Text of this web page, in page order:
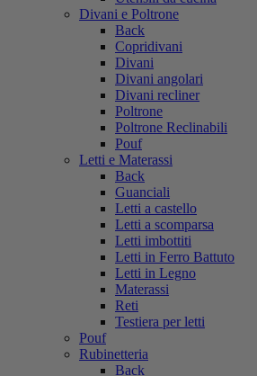
Divani e Poltrone
Back
Copridivani
Divani
Divani angolari
Divani recliner
Poltrone
Poltrone Reclinabili
Pouf
Letti e Materassi
Back
Guanciali
Letti a castello
Letti a scomparsa
Letti imbottiti
Letti in Ferro Battuto
Letti in Legno
Materassi
Reti
Testiera per letti
Pouf
Rubinetteria
Back